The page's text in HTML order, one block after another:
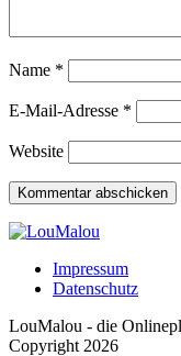
Name *
E-Mail-Adresse *
Website
Impressum
Datenschutz
LouMalou - die
Copyright 2026